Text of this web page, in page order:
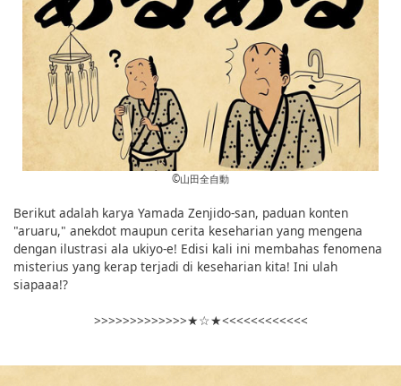
©︎山田全自動
Berikut adalah karya Yamada Zenjido-san, paduan konten
"aruaru," anekdot maupun cerita keseharian yang mengena
dengan ilustrasi ala ukiyo-e! Edisi kali ini membahas fenomena
misterius yang kerap terjadi di keseharian kita! Ini ulah
siapaaa!?
>>>>>>>>>>>>>★☆★<<<<<<<<<<<<